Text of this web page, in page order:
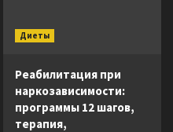
Диеты
Реабилитация при
наркозависимости:
программы 12 шагов,
терапия,